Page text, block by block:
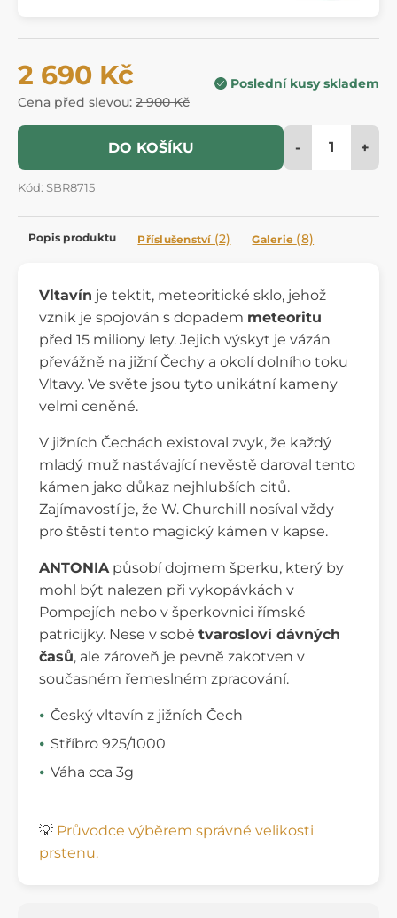
2 690 Kč
Cena před slevou: 2 900 Kč
Poslední kusy skladem
DO KOŠÍKU - +
Kód: SBR8715
Popis produktu Příslušenství (2) Galerie (8)
Vltavín je tektit, meteoritické sklo, jehož
vznik je spojován s dopadem meteoritu
před 15 miliony lety. Jejich výskyt je vázán
převážně na jižní Čechy a okolí dolního toku
Vltavy. Ve světe jsou tyto unikátní kameny
velmi ceněné.
V jižních Čechách existoval zvyk, že každý
mladý muž nastávající nevěstě daroval tento
kámen jako důkaz nejhlubších citů.
Zajímavostí je, že W. Churchill nosíval vždy
pro štěstí tento magický kámen v kapse.
ANTONIA působí dojmem šperku, který by
mohl být nalezen při vykopávkách v
Pompejích nebo v šperkovnici římské
patricijky. Nese v sobě tvarosloví dávných
časů, ale zároveň je pevně zakotven v
současném řemeslném zpracování.
Český vltavín z jižních Čech
Stříbro 925/1000
Váha cca 3g
💡 Průvodce výběrem správné velikosti
prstenu.